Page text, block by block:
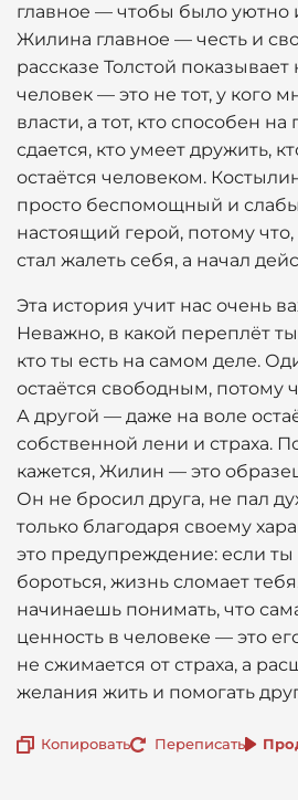
главное — чтобы было уютно
Жилина главное — честь и
рассказе Толстой
человек — это не тот, у кого
власти, а тот, кто способен на
сдается, кто умеет дружить,
остаётся человеком.
просто беспомощный и
настоящий герой, потому
стал жалеть себя, а начал
Эта история учит нас очень
Неважно, в какой переплёт
кто ты есть на самом деле.
остаётся свободным, потому
А другой — даже на воле
собственной лени и страха.
кажется, Жилин — это
Он не бросил друга, не пал
только благодаря своему
это предупреждение: если
бороться, жизнь сломает
начинаешь понимать, что
ценность в человеке — это
не сжимается от страха, а
желания жить и помогать
Копировать Переписать